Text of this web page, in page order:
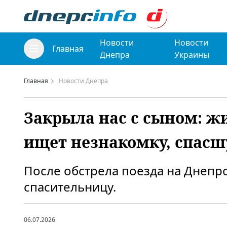
Главная
Новости
Днепра
Новости
Украины
Главная Новости Днепра
Закрыла нас с сыном:
ищет незнакомку,
После обстрела поезда на
спасительницу.
06.07.2026